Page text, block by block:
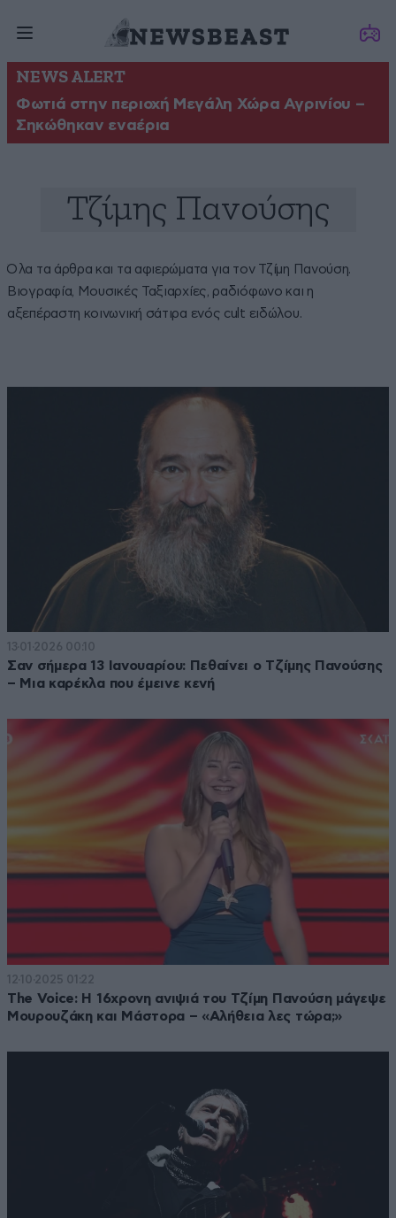
NEWS ALERT
Φωτιά στην περιοχή Μεγάλη Χώρα Αγρινίου –
Σηκώθηκαν εναέρια
Τζίμης Πανούσης
Όλα τα άρθρα και τα αφιερώματα για τον Τζίμη Πανούση.
Βιογραφία, Μουσικές Ταξιαρχίες, ραδιόφωνο και η
αξεπέραστη κοινωνική σάτιρα ενός cult ειδώλου.
13·01·2026 00:10
Σαν σήμερα 13 Ιανουαρίου: Πεθαίνει ο Τζίμης Πανούσης
– Μια καρέκλα που έμεινε κενή
12·10·2025 01:22
The Voice: Η 16χρονη ανιψιά του Τζίμη Πανούση μάγεψε
Μουρουζάκη και Μάστορα – «Αλήθεια λες τώρα;»